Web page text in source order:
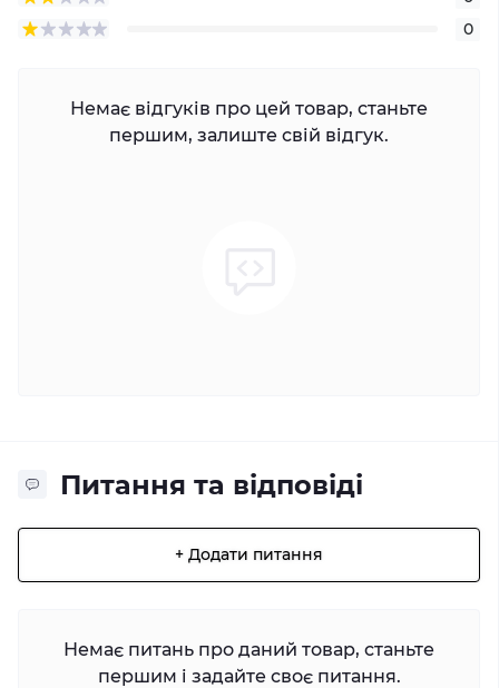
0
Немає відгуків про цей товар, станьте
першим, залиште свій відгук.
Питання та відповіді
+ Додати питання
Немає питань про даний товар, станьте
першим і задайте своє питання.